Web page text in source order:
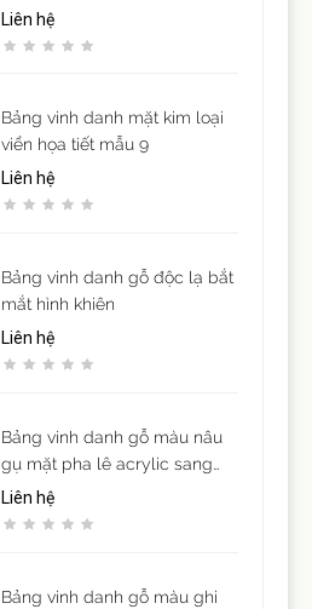
Liên hệ
Bảng vinh danh mặt kim loại
viền họa tiết mẫu 9
Liên hệ
Bảng vinh danh gỗ độc lạ bắt
mắt hình khiên
Liên hệ
Bảng vinh danh gỗ màu nâu
gụ mặt pha lê acrylic sang
trọng ( để vừa giấy khen cỡ
A4)
Liên hệ
Bảng vinh danh gỗ màu ghi